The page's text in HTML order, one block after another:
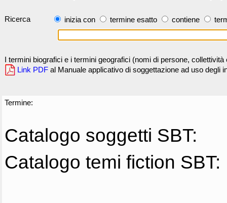
Ricerca inizia con termine esatto contiene
I termini biografici e i termini geografici (nomi di persone,
Link PDF al Manuale applicativo di soggettazione ad uso degli
Termine:
Catalogo soggetti SBT:
Catalogo temi fiction SBT: